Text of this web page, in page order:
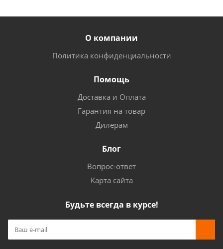
О компании
Политика конфиденциальности
Помощь
Доставка и Оплата
Гарантия на товар
Дилерам
Блог
Вопрос-ответ
Карта сайта
Будьте всегда в курсе!